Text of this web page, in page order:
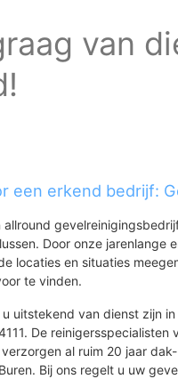
van
een erkend bedrijf:
allround
Door onze jarenlange
locaties en situaties
te vinden.
uitstekend van dienst zijn
De reinigersspecialisten
verzorgen al ruim 20 jaar
Bij ons regelt u uw